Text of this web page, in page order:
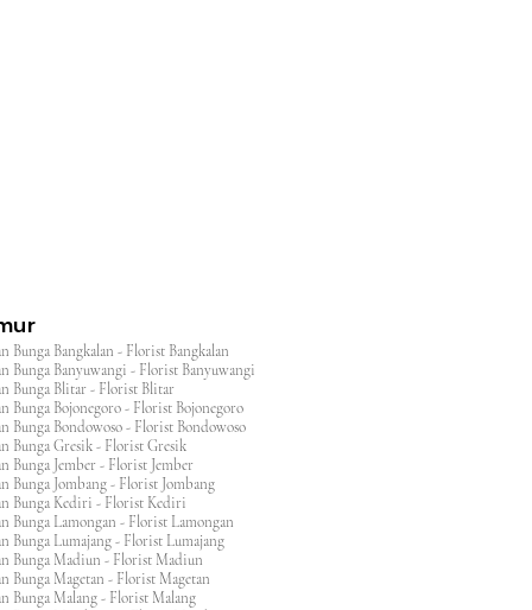
Bunga Bangkalan - Florist Bangkalan
Bunga Banyuwangi - Florist Banyuwangi
Bunga Blitar - Florist Blitar
Bunga Bojonegoro - Florist Bojonegoro
Bunga Bondowoso - Florist Bondowoso
Bunga Gresik - Florist Gresik
Bunga Jember - Florist Jember
Bunga Jombang - Florist Jombang
Bunga Kediri - Florist Kediri
Bunga Lamongan - Florist Lamongan
Bunga Lumajang - Florist Lumajang
Bunga Madiun - Florist Madiun
Bunga Magetan - Florist Magetan
Bunga Malang - Florist Malang